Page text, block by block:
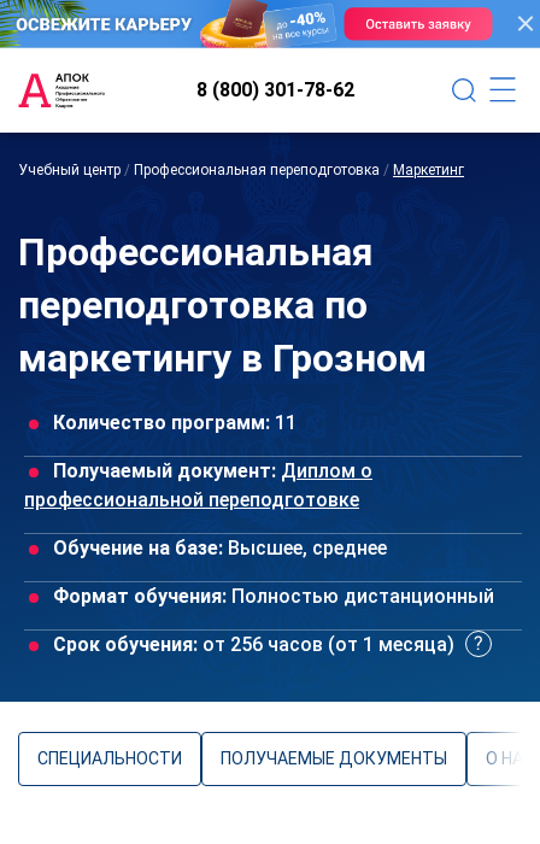
8 (800) 301-78-62
Учебный центр / Профессиональная переподготовка / Маркетинг
Профессиональная
переподготовка по
маркетингу в Грозном
Количество программ: 11
Получаемый документ: Диплом о
профессиональной переподготовке
Обучение на базе: Высшее, среднее
Формат обучения: Полностью дистанционный
Срок обучения: от 256 часов (от 1 месяца)
СПЕЦИАЛЬНОСТИ ПОЛУЧАЕМЫЕ ДОКУМЕНТЫ О